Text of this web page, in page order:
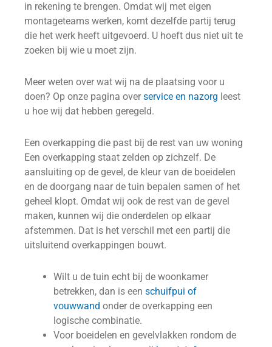
in rekening te brengen. Omdat wij met eigen
montageteams werken, komt dezelfde partij terug
die het werk heeft uitgevoerd. U hoeft dus niet uit te
zoeken bij wie u moet zijn.
Meer weten over wat wij na de plaatsing voor u
doen? Op onze pagina overservice en nazorg leest
u hoe wij dat hebben geregeld.
Een overkapping die past bij de rest van uw woning
Een overkapping staat zelden op zichzelf. De
aansluiting op de gevel, de kleur van de boeidelen
en de doorgang naar de tuin bepalen samen of het
geheel klopt. Omdat wij ook de rest van de gevel
maken, kunnen wij die onderdelen op elkaar
afstemmen. Dat is het verschil met een partij die
uitsluitend overkappingen bouwt.
Wilt u de tuin echt bij de woonkamer
betrekken, dan is een schuifpui of
vouwwand onder de overkapping een
logische combinatie.
Voor boeidelen en gevelvlakken rondom de